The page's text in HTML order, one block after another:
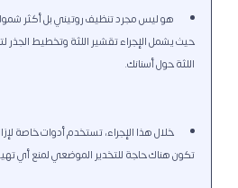
هو ليس مجرد تنظيف روتيني بل أكثر
حيث يشمل الإجراء تقشير اللثة وتخطيط
اللثة حول أسنانك.
خلال هذا الإجراء، تستخدم أدوات خاصة
تكون هناك حاجة للتخدير الموضعي لمنع أي تهيج